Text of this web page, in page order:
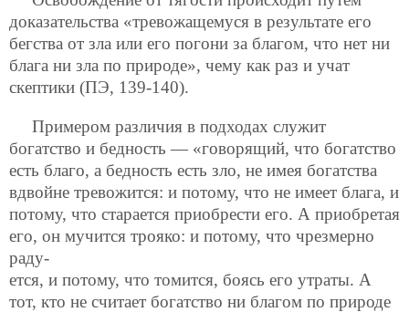
доказательства «тревожащемуся в результате его
бегства от зла или его погони за благом, что нет ни
блага ни зла по природе», чему как раз и учат
скептики (ПЭ, 139-140).
Примером различия в подходах служит
богатство и бедность — «говорящий, что богатство
есть благо, а бедность есть зло, не имея богатства
вдвойне тревожится: и потому, что не имеет блага, и
потому, что старается приобрести его. А приобретая
его, он мучится трояко: и потому, что чрезмерно
раду-
ется, и потому, что томится, боясь его утраты. А
тот, кто не считает богатство ни благом по природе